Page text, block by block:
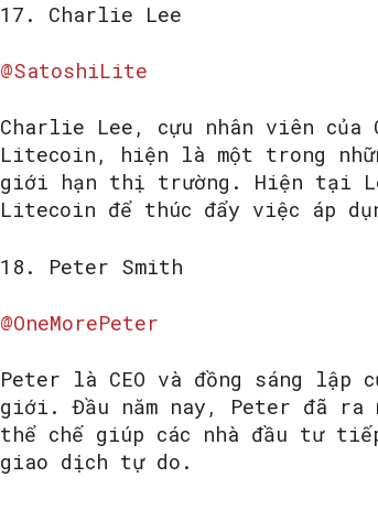
17. Charlie Lee
@SatoshiLite
Charlie Lee, cựu nhân viên
Litecoin, hiện là một trong
giới hạn thị trường. Hiện tại
Litecoin để thúc đẩy việc áp
18. Peter Smith
@OneMorePeter
Peter là CEO và đồng sáng
giới. Đầu năm nay, Peter đã ra
thể chế giúp các nhà đầu tư
giao dịch tự do.